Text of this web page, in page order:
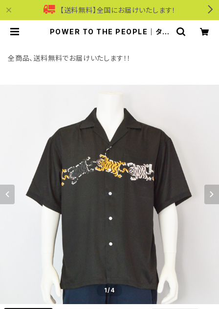
【送料無料】全国にお届けいたします！
POWER TO THE PEOPLE｜タイ
501034-103 ブラック | モリワンワ
ールドオンラインショップ｜ビジネス・
全商品、送料無料でお届けいたします！！
1/4